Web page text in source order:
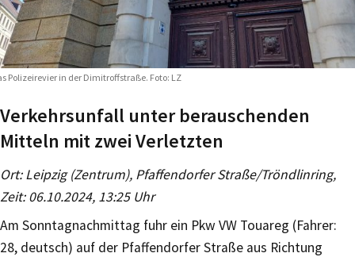
Polizeirevier in der Dimitroffstraße. Foto: LZ
Verkehrsunfall unter berauschenden
Mitteln mit zwei Verletzten
Ort: Leipzig (Zentrum), Pfaffendorfer Straße/Tröndlinring,
Zeit: 06.10.2024, 13:25 Uhr
Am Sonntagnachmittag fuhr ein Pkw VW Touareg (Fahrer:
28, deutsch) auf der Pfaffendorfer Straße aus Richtung